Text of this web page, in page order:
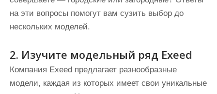
на эти вопросы помогут вам сузить выбор до
нескольких моделей.
2. Изучите модельный ряд Exeed
Компания Exeed предлагает разнообразные
модели, каждая из которых имеет свои уникальные